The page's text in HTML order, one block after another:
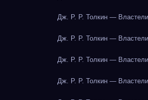
Дж. Р. Р. Толкин —
Дж. Р. Р. Толкин —
Дж. Р. Р. Толкин —
Дж. Р. Р. Толкин —